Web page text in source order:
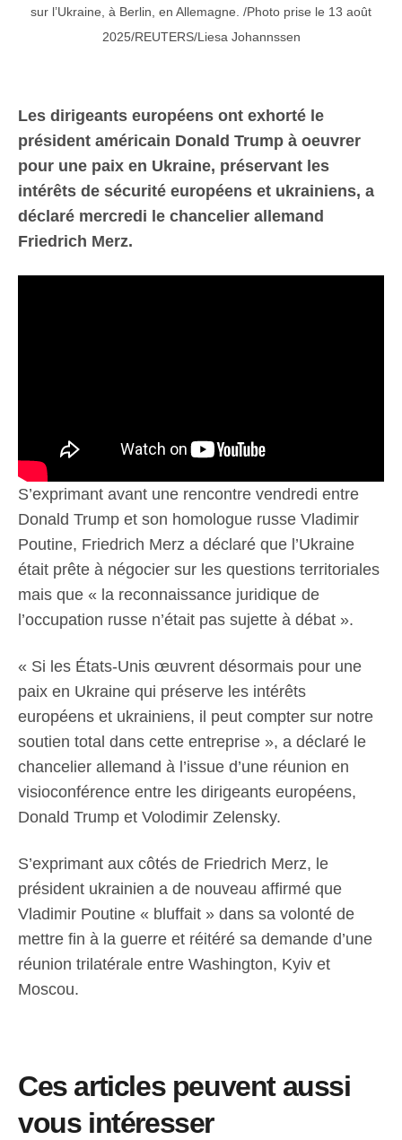
sur l’Ukraine, à Berlin, en Allemagne. /Photo prise le 13 août
2025/REUTERS/Liesa Johannssen
Les dirigeants européens ont exhorté le
président américain Donald Trump à oeuvrer
pour une paix en Ukraine, préservant les
intérêts de sécurité européens et ukrainiens, a
déclaré mercredi le chancelier allemand
Friedrich Merz.
S’exprimant avant une rencontre vendredi entre
Donald Trump et son homologue russe Vladimir
Poutine, Friedrich Merz a déclaré que l’Ukraine
était prête à négocier sur les questions territoriales
mais que « la reconnaissance juridique de
l’occupation russe n’était pas sujette à débat ».
« Si les États-Unis œuvrent désormais pour une
paix en Ukraine qui préserve les intérêts
européens et ukrainiens, il peut compter sur notre
soutien total dans cette entreprise », a déclaré le
chancelier allemand à l’issue d’une réunion en
visioconférence entre les dirigeants européens,
Donald Trump et Volodimir Zelensky.
S’exprimant aux côtés de Friedrich Merz, le
président ukrainien a de nouveau affirmé que
Vladimir Poutine « bluffait » dans sa volonté de
mettre fin à la guerre et réitéré sa demande d’une
réunion trilatérale entre Washington, Kyiv et
Moscou.
Ces articles peuvent aussi
vous intéresser